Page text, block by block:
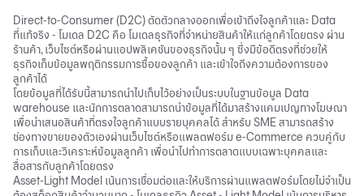
Direct-to-Consumer (D2C) ตัดตัวกลางออกเพื่อเข้าถึงใจลูกค้าและ Data
ที่แท้จริง - โมเดล D2C คือ โมเดลธุรกิจที่จำหน่ายสินค้าให้แก่ลูกค้าโดยตรง ผ่าน
ร้านค้า, เว็บไซต์หรือผ่านแอปพลิเคชันของธุรกิจนั้น ๆ ซึ่งมีข้อดีตรงที่ช่วยให้
ธุรกิจเก็บข้อมูลพฤติกรรมการซื้อของลูกค้า และเข้าใจถึงความต้องการของ
ลูกค้าได้
โดยข้อมูลที่ได้รับนี้สามารถนำไปเก็บไว้อย่างเป็นระบบในฐานข้อมูล Data
warehouse และนักการตลาดสามารถนำข้อมูลที่ได้มาสร้างแคมเปญทางโฆษณา
เพื่อนำเสนอสินค้าที่ตรงใจลูกค้าแบบรายบุคคลได้ สำหรับ SME สามารถสร้าง
ช่องทางขายของตัวเองผ่านเว็บไซต์หรือแพลตฟอร์ม e-Commerce ควบคู่กับ
การเก็บและวิเคราะห์ข้อมูลลูกค้า เพื่อนำไปทำการตลาดแบบเฉพาะบุคคลและ
สื่อสารกับลูกค้าโดยตรง
Asset-Light Model เน้นการเชื่อมต่อและให้บริการผ่านแพลตฟอร์มโดยไม่จำเป็น